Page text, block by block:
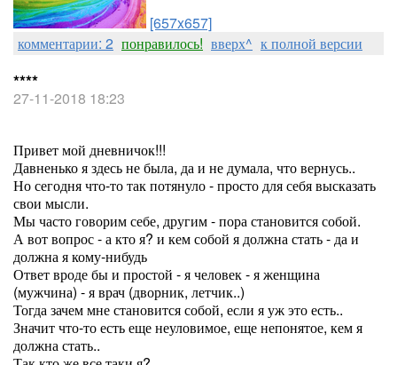
[657x657]
комментарии: 2 понравилось! вверх^ к полной версии
****
27-11-2018 18:23
Привет мой дневничок!!!
Давненько я здесь не была, да и не думала, что вернусь..
Но сегодня что-то так потянуло - просто для себя высказать
свои мысли.
Мы часто говорим себе, другим - пора становится собой.
А вот вопрос - а кто я? и кем собой я должна стать - да и
должна я кому-нибудь
Ответ вроде бы и простой - я человек - я женщина
(мужчина) - я врач (дворник, летчик..)
Тогда зачем мне становится собой, если я уж это есть..
Значит что-то есть еще неуловимое, еще непонятое, кем я
должна стать..